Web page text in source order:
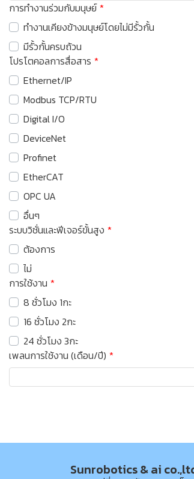
การทำงานร่วมกับมนุษย์
ทำงานเคียงข้างมนุษย์โดยไม่มีรั้วกั้น
มีรั้วกั้นครบถ้วน
โปรโตคอลการสื่อสาร
Ethernet/IP
Modbus TCP/RTU
Digital I/O
DeviceNet
Profinet
EtherCAT
OPC UA
อื่นๆ
ระบบวิชั่นและฟีเจอร์ขั้นสูง
ต้องการ
ไม่
การใช้งาน
8 ชั่วโมง 1กะ
16 ชั่วโมง 2กะ
24 ชั่วโมง 3กะ
เพลนการใช้งาน (เดือน/ปี)
Sunrobotics & ai